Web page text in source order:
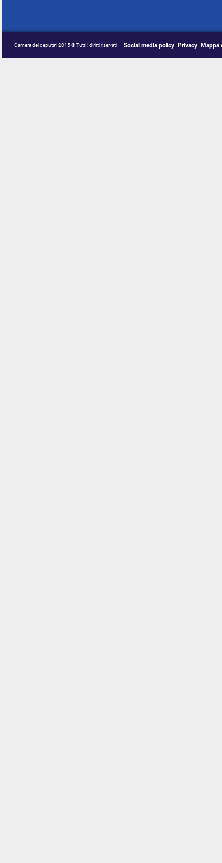
Camera dei deputati 2015 © Tutti i diritti riservati Social media policy Privacy Mappa